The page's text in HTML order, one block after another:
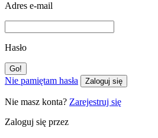
Adres e-mail
Hasło
Nie pamiętam hasła Zaloguj się
Nie masz konta? Zarejestruj się
Zaloguj się przez